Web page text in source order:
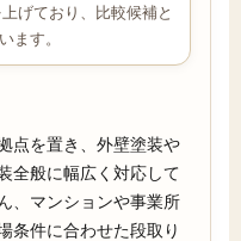
げており、比較候補と
ます。
点を置き、外壁塗装や
全般に幅広く対応して
、マンションや事業所
条件に合わせた段取り